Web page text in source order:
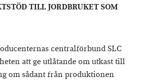
TILL JORDBRUKET SOM
centralförbund SLC
att ge utlåtande om utkast till
om sådant från produktionen